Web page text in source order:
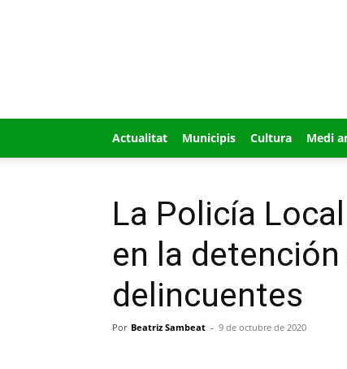
Actualitat Municipis Cultura Medi
La Policía
en la
delincuentes
Por Beatriz Sambeat - 9 de octubre de 2020